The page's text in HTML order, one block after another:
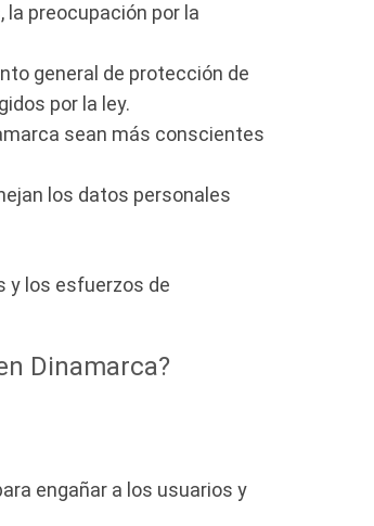
preocupación por la
general de protección de
por la ley.
sean más conscientes
los datos personales
y los esfuerzos de
Dinamarca?
engañar a los usuarios y